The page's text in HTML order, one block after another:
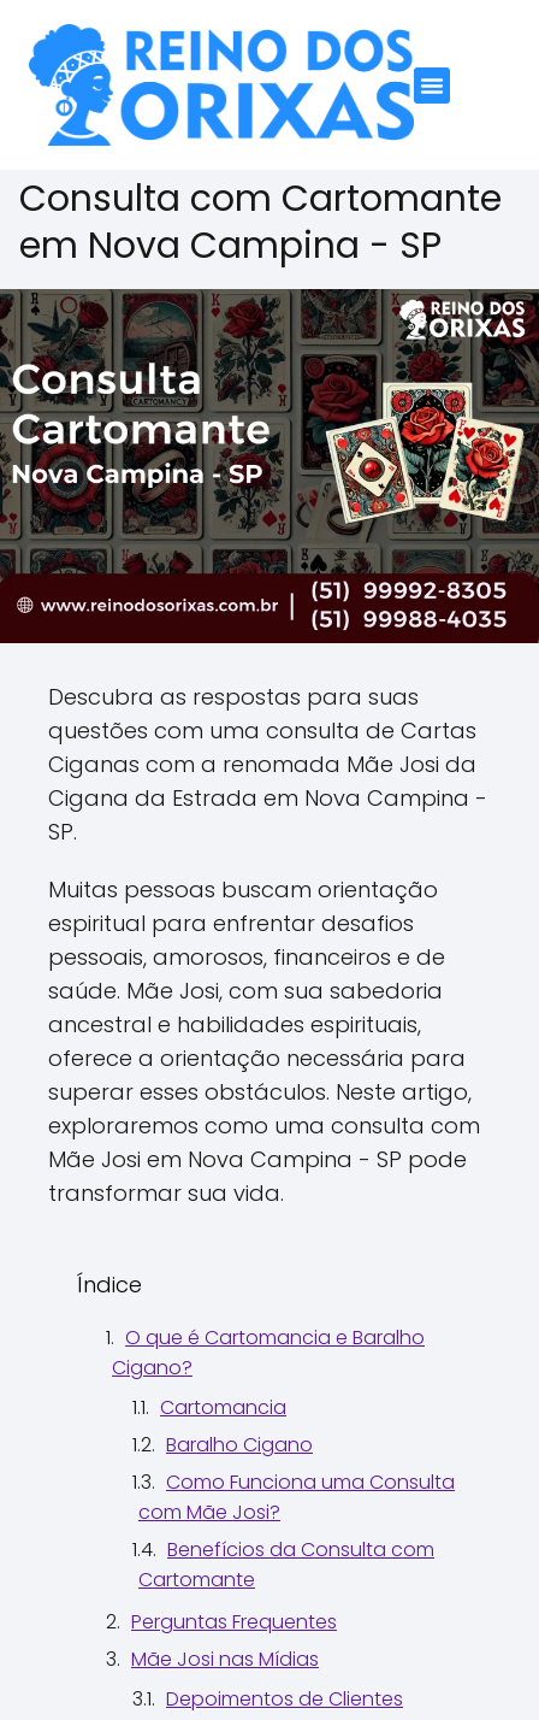
Consulta com Cartomante
em Nova Campina - SP
Descubra as respostas para suas
questões com uma consulta de Cartas
Ciganas com a renomada Mãe Josi da
Cigana da Estrada em Nova Campina -
SP.
Muitas pessoas buscam orientação
espiritual para enfrentar desafios
pessoais, amorosos, financeiros e de
saúde. Mãe Josi, com sua sabedoria
ancestral e habilidades espirituais,
oferece a orientação necessária para
superar esses obstáculos. Neste artigo,
exploraremos como uma consulta com
Mãe Josi em Nova Campina - SP pode
transformar sua vida.
Índice
O que é Cartomancia e Baralho
Cigano?
Cartomancia
Baralho Cigano
Como Funciona uma Consulta
com Mãe Josi?
Benefícios da Consulta com
Cartomante
Perguntas Frequentes
Mãe Josi nas Mídias
Depoimentos de Clientes